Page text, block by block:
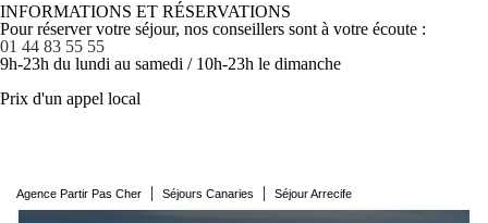
INFORMATIONS ET RÉSERVATIONS
Pour réserver votre séjour, nos conseillers sont à votre écoute :
01 44 83 55 55
9h-23h du lundi au samedi / 10h-23h le dimanche
Prix d'un appel local
Agence Partir Pas Cher | Séjours Canaries | Séjour Arrecife